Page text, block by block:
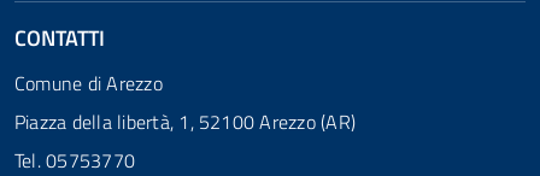
CONTATTI
Comune di Arezzo
Piazza della libertà, 1, 52100 Arezzo (AR)
Tel. 05753770